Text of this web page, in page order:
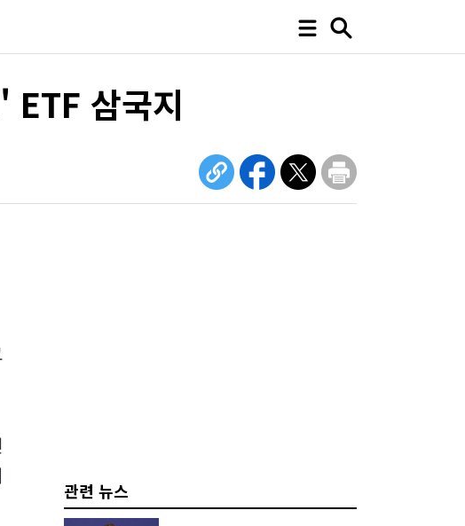
ETF 삼국지
관련 뉴스